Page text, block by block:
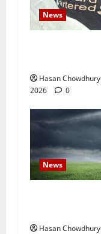
News
Hasan Chowdhury
2026
0
News
Hasan Chowdhury